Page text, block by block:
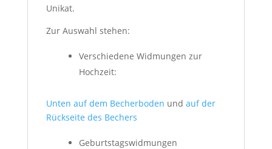
Unikat.
Zur Auswahl stehen:
Verschiedene Widmungen zur
Hochzeit:
Unten auf dem Becherboden und auf der
Rückseite des Bechers
Geburtstagswidmungen